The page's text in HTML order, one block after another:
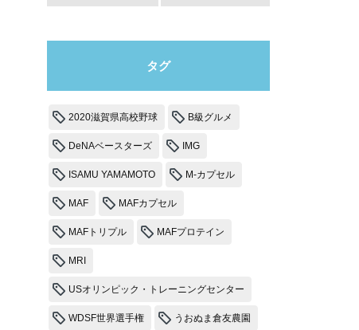
タグ
2020滋賀県高校野球 B級グルメ
DeNAベースターズ IMG
ISAMU YAMAMOTO M-カプセル
MAF MAFカプセル
MAFトリプル MAFプロテイン
MRI
USオリンピック・トレーニングセンター
WDSF世界選手権 うおぬま倉友農園